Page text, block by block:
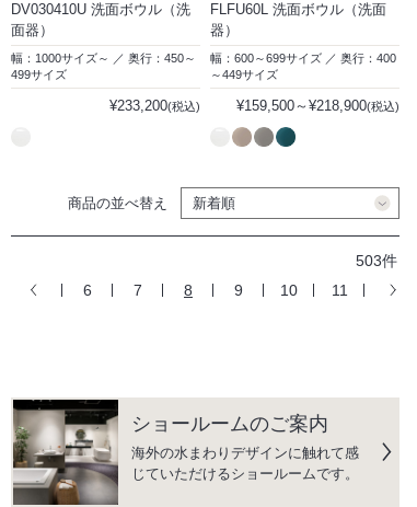
DV030410U 洗面ボウル（洗
面器）
幅：1000サイズ～ ／ 奥行：450～
499サイズ
¥233,200(税込)
FLFU60L 洗面ボウル（洗面
器）
幅：600～699サイズ ／ 奥行：400
～449サイズ
¥159,500～¥218,900(税込)
商品の並べ替え
503件
6
7 8 9 10 11
ショールームのご案内
海外の水まわりデザインに触れて感
じていただけるショールームです。